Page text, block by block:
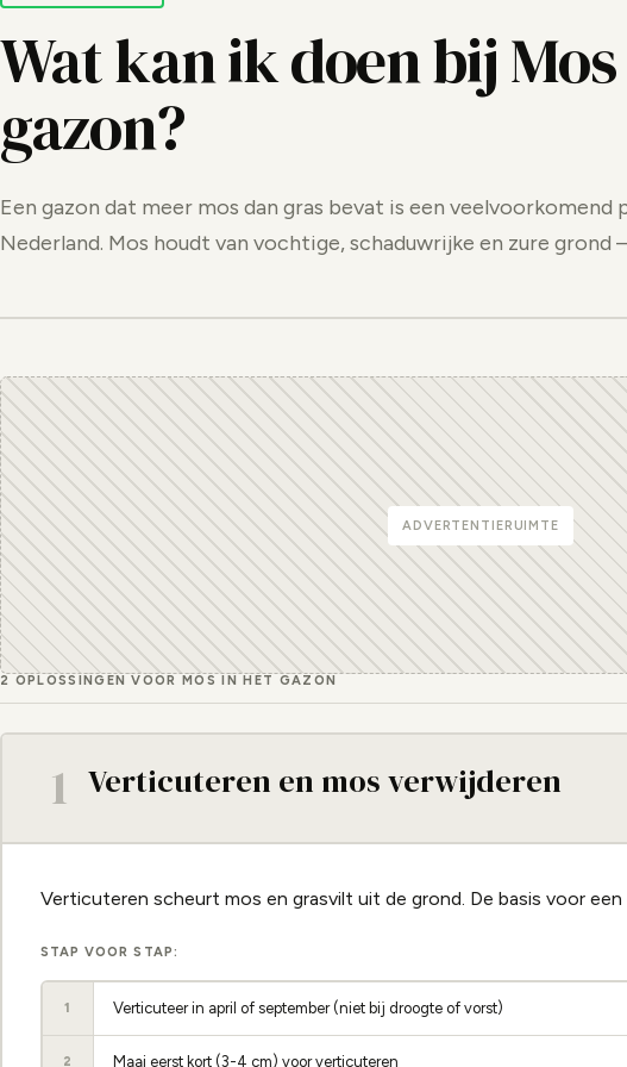
Wat kan ik doen bij
gazon?
Een gazon dat meer mos dan gras bevat is een veelvoorkomend
Nederland. Mos houdt van vochtige, schaduwrijke en zure grond
ADVERTENTIERUIMTE
2 OPLOSSINGEN VOOR MOS IN HET GAZON
1 Verticuteren en mos verwijderen
Verticuteren scheurt mos en grasvilt uit de grond. De basis voor een
STAP VOOR STAP:
1 Verticuteer in april of september (niet bij droogte of vorst)
2 Maai eerst kort (3-4 cm) voor verticuteren